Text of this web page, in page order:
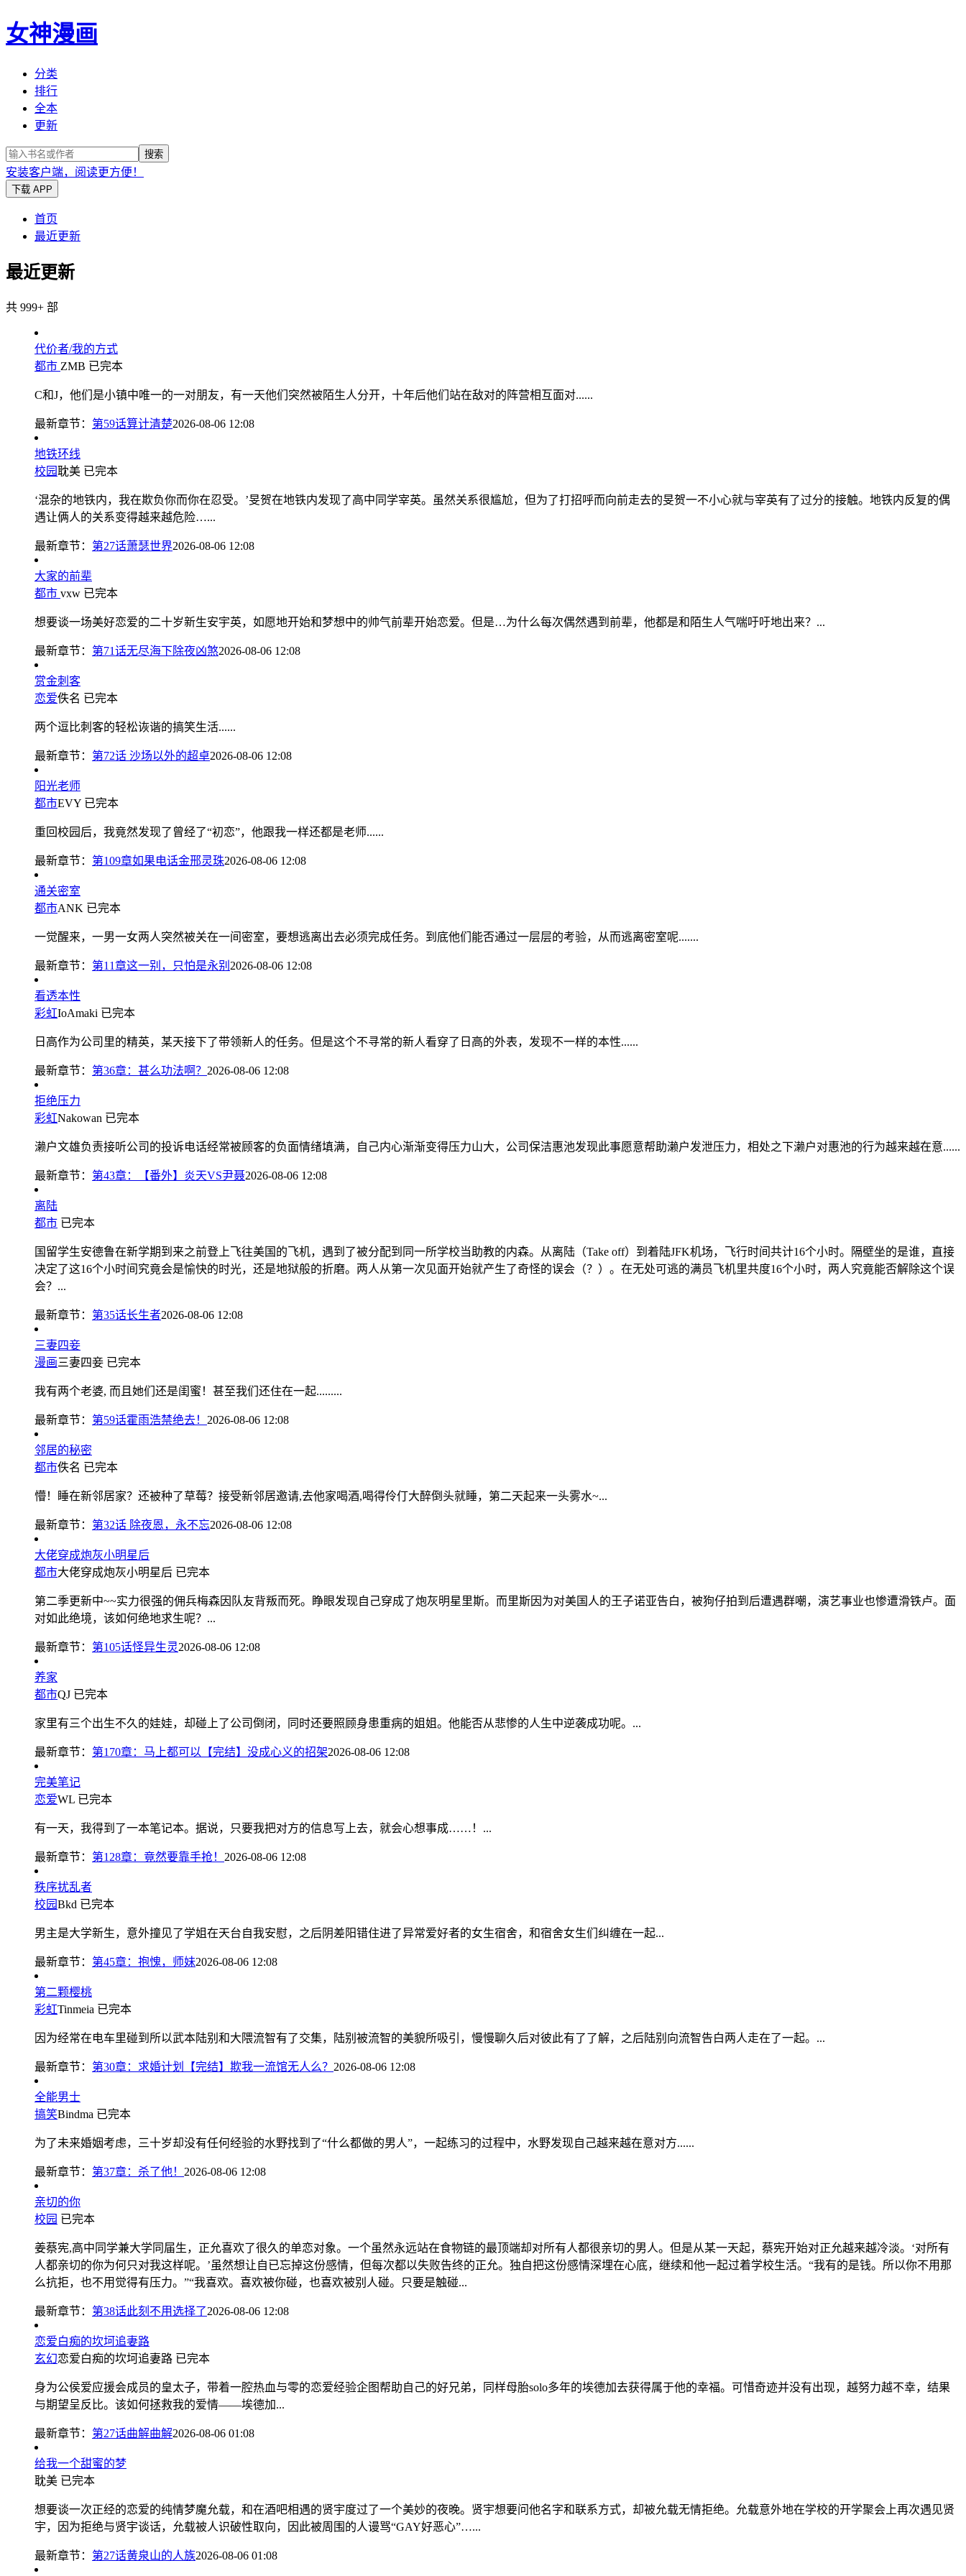
女神漫画
分类
排行
全本
更新
搜索
安装客户端，阅读更方便！
下载 APP
首页
最近更新
最近更新
共 999+ 部
代价者/我的方式
都市 ZMB 已完本
C和J，他们是小镇中唯一的一对朋友，有一天他们突然被陌生人分开，十年后他们站在敌对的阵营相互面对......
最新章节： 第59话算计清楚2026-08-06 12:08
地铁环线
校园耽美 已完本
‘混杂的地铁内，我在欺负你而你在忍受。’旻贺在地铁内发现了高中同学宰英。虽然关系很尴尬，但为了打招呼而向前走去的旻贺一不小心就与宰英有了过分的接触。地铁内反复的偶
遇让俩人的关系变得越来越危险…...
最新章节： 第27话萧瑟世界2026-08-06 12:08
大家的前辈
都市 vxw 已完本
想要谈一场美好恋爱的二十岁新生安宇英，如愿地开始和梦想中的帅气前辈开始恋爱。但是…为什么每次偶然遇到前辈，他都是和陌生人气喘吁吁地出来？...
最新章节： 第71话无尽海下除夜凶煞2026-08-06 12:08
赏金刺客
恋爱佚名 已完本
两个逗比刺客的轻松诙谐的搞笑生活......
最新章节： 第72话 沙场以外的超卓2026-08-06 12:08
阳光老师
都市EVY 已完本
重回校园后，我竟然发现了曾经了“初恋”，他跟我一样还都是老师......
最新章节： 第109章如果电话金邢灵珠2026-08-06 12:08
通关密室
都市ANK 已完本
一觉醒来，一男一女两人突然被关在一间密室，要想逃离出去必须完成任务。到底他们能否通过一层层的考验，从而逃离密室呢.......
最新章节： 第11章这一别，只怕是永别 2026-08-06 12:08
看透本性
彩虹IoAmaki 已完本
日高作为公司里的精英，某天接下了带领新人的任务。但是这个不寻常的新人看穿了日高的外表，发现不一样的本性......
最新章节： 第36章：甚么功法啊？ 2026-08-06 12:08
拒绝压力
彩虹Nakowan 已完本
濑户文雄负责接听公司的投诉电话经常被顾客的负面情绪填满，自己内心渐渐变得压力山大，公司保洁惠池发现此事愿意帮助濑户发泄压力，相处之下濑户对惠池的行为越来越在意......
最新章节： 第43章：【番外】炎天VS尹聂2026-08-06 12:08
离陆
都市 已完本
国留学生安德鲁在新学期到来之前登上飞往美国的飞机，遇到了被分配到同一所学校当助教的内森。从离陆（Take off）到着陆JFK机场，飞行时间共计16个小时。隔壁坐的是谁，直接
决定了这16个小时间究竟会是愉快的时光，还是地狱般的折磨。两人从第一次见面开始就产生了奇怪的误会（？）。在无处可逃的满员飞机里共度16个小时，两人究竟能否解除这个误
会？...
最新章节： 第35话长生者2026-08-06 12:08
三妻四妾
漫画三妻四妾 已完本
我有两个老婆, 而且她们还是闺蜜！甚至我们还住在一起.........
最新章节： 第59话霍雨浩禁绝去！ 2026-08-06 12:08
邻居的秘密
都市佚名 已完本
懵！睡在新邻居家？还被种了草莓？接受新邻居邀请,去他家喝酒,喝得伶仃大醉倒头就睡，第二天起来一头雾水~...
最新章节： 第32话 除夜恩，永不忘2026-08-06 12:08
大佬穿成炮灰小明星后
都市大佬穿成炮灰小明星后 已完本
第二季更新中~~实力很强的佣兵梅森因队友背叛而死。睁眼发现自己穿成了炮灰明星里斯。而里斯因为对美国人的王子诺亚告白，被狗仔拍到后遭遇群嘲，演艺事业也惨遭滑铁卢。面
对如此绝境，该如何绝地求生呢？...
最新章节： 第105话怪异生灵2026-08-06 12:08
养家
都市QJ 已完本
家里有三个出生不久的娃娃，却碰上了公司倒闭，同时还要照顾身患重病的姐姐。他能否从悲惨的人生中逆袭成功呢。...
最新章节： 第170章：马上都可以【完结】没成心义的招架2026-08-06 12:08
完美笔记
恋爱WL 已完本
有一天，我得到了一本笔记本。据说，只要我把对方的信息写上去，就会心想事成……！...
最新章节： 第128章：竟然要靠手抢！ 2026-08-06 12:08
秩序扰乱者
校园Bkd 已完本
男主是大学新生，意外撞见了学姐在天台自我安慰，之后阴差阳错住进了异常爱好者的女生宿舍，和宿舍女生们纠缠在一起...
最新章节： 第45章：抱愧，师妹2026-08-06 12:08
第二颗樱桃
彩虹Tinmeia 已完本
因为经常在电车里碰到所以武本陆别和大隈流智有了交集，陆别被流智的美貌所吸引，慢慢聊久后对彼此有了了解，之后陆别向流智告白两人走在了一起。...
最新章节： 第30章：求婚计划【完结】欺我一流馆无人么？ 2026-08-06 12:08
全能男士
搞笑Bindma 已完本
为了未来婚姻考虑，三十岁却没有任何经验的水野找到了“什么都做的男人”，一起练习的过程中，水野发现自己越来越在意对方......
最新章节： 第37章：杀了他！ 2026-08-06 12:08
亲切的你
校园 已完本
姜蔡宪,高中同学兼大学同届生，正允喜欢了很久的单恋对象。一个虽然永远站在食物链的最顶端却对所有人都很亲切的男人。但是从某一天起，蔡宪开始对正允越来越冷淡。‘对所有
人都亲切的你为何只对我这样呢。’虽然想让自已忘掉这份感情，但每次都以失败告终的正允。独自把这份感情深埋在心底，继续和他一起过着学校生活。“我有的是钱。所以你不用那
么抗拒，也不用觉得有压力。”“我喜欢。喜欢被你碰，也喜欢被别人碰。只要是触碰...
最新章节： 第38话此刻不用选择了2026-08-06 12:08
恋爱白痴的坎坷追妻路
玄幻恋爱白痴的坎坷追妻路 已完本
身为公侯爱应援会成员的皇太子，带着一腔热血与零的恋爱经验企图帮助自己的好兄弟，同样母胎solo多年的埃德加去获得属于他的幸福。可惜奇迹并没有出现，越努力越不幸，结果
与期望呈反比。该如何拯救我的爱情——埃德加...
最新章节： 第27话曲解曲解2026-08-06 01:08
给我一个甜蜜的梦
耽美 已完本
想要谈一次正经的恋爱的纯情梦魔允载，和在酒吧相遇的贤宇度过了一个美妙的夜晚。贤宇想要问他名字和联系方式，却被允载无情拒绝。允载意外地在学校的开学聚会上再次遇见贤
宇，因为拒绝与贤宇谈话，允载被人识破性取向，因此被周围的人谩骂“GAY好恶心”…...
最新章节： 第27话黄泉山的人族2026-08-06 01:08